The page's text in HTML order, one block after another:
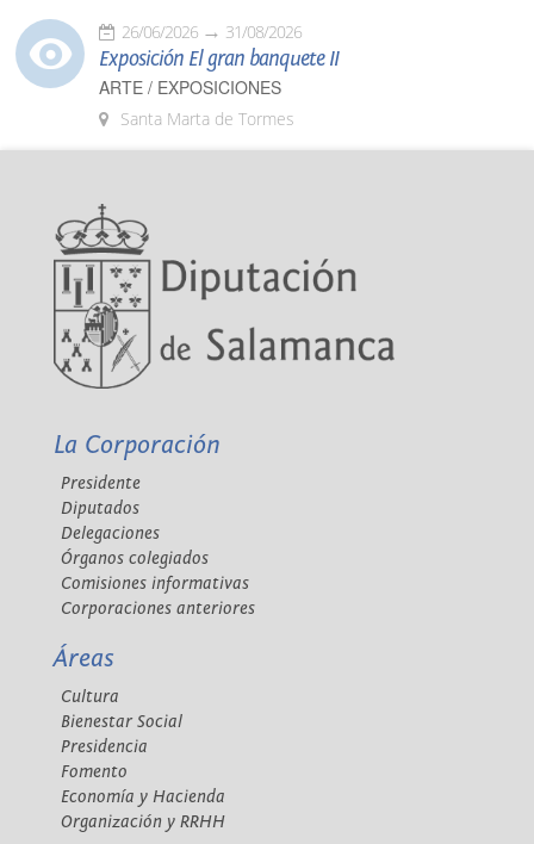
26/06/2026 31/08/2026
Exposición El gran banquete II
ARTE / EXPOSICIONES
Santa Marta de Tormes
La Corporación
Presidente
Diputados
Delegaciones
Órganos colegiados
Comisiones informativas
Corporaciones anteriores
Áreas
Cultura
Bienestar Social
Presidencia
Fomento
Economía y Hacienda
Organización y RRHH